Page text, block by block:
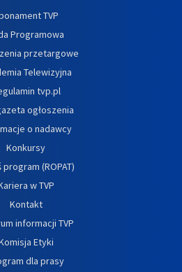
TVP
Programowa
przetargowe
Telewizyjna
tvp.pl
ogłoszenia
o nadawcy
Konkursy
program (ROPAT)
w TVP
Kontakt
informacji TVP
Etyki
dla prasy